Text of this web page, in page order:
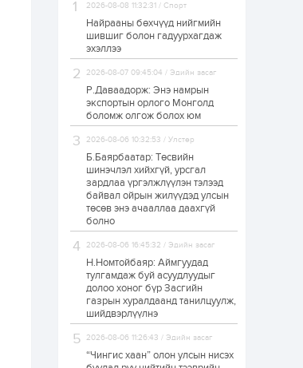
2 өдөр
Худалдагч
Н.Амарзаяа:
хуудастай өрийн
дэвтэр долоо хоногт
2 өдөр 0
Б.Хулан дэлхийн
аварга боллоо
2 өдөр
Р.Даваадорж: Энэ
намрын экспортын
боломж олгож болох
юм
2 өдөр 0
Автомашины улсын
дугаар сондгой
тоогоор төгссөн бол
өнөөдөр шатахуун
авна
2026-08-08 11:32:31 / Спорт
Найрааны бөхчүүд нийгмийн
шившиг болон гадуурхагдаж
эхэллээ
2026-08-07 09:45:04 / Эдийн засаг
Р.Даваадорж: Энэ намрын
экспортын орлого Монголд
боломж олгож болох юм
2026-08-06 10:32:53 / Улстөр
Б.Баярбаатар: Төсвийн
шинэчлэл хийхгүй, урсгал
зардлаа үргэлжлүүлэн тэлээд
байвал ойрын жилүүдэд улсын
төсөв энэ ачааллаа даахгүй
болно
2026-08-06 16:45:32 / Эдийн засаг
Н.Номтойбаяр: Аймгуудад
тулгамдаж буй асуудлуудыг
долоо хоног бүр Засгийн
газрын хуралдаанд танилцуулж,
шийдвэрлүүлнэ
2026-08-06 11:26:43 / Эдийн засаг
“Чингис хаан” олон улсын нисэх